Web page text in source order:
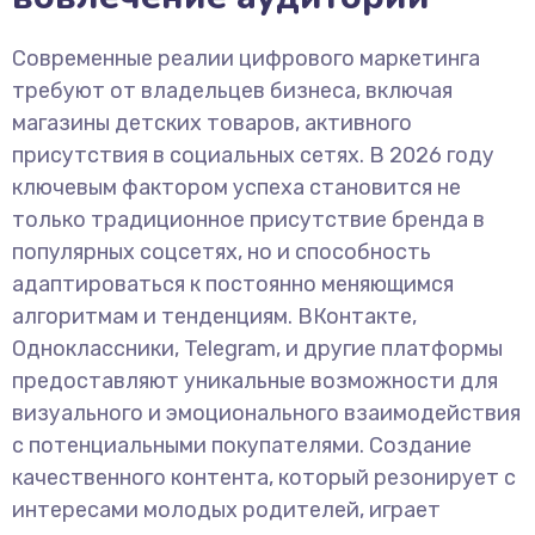
Современные реалии цифрового маркетинга
требуют от владельцев бизнеса, включая
магазины детских товаров, активного
присутствия в социальных сетях. В 2026 году
ключевым фактором успеха становится не
только традиционное присутствие бренда в
популярных соцсетях, но и способность
адаптироваться к постоянно меняющимся
алгоритмам и тенденциям. ВКонтакте,
Одноклассники, Telegram, и другие платформы
предоставляют уникальные возможности для
визуального и эмоционального взаимодействия
с потенциальными покупателями. Создание
качественного контента, который резонирует с
интересами молодых родителей, играет